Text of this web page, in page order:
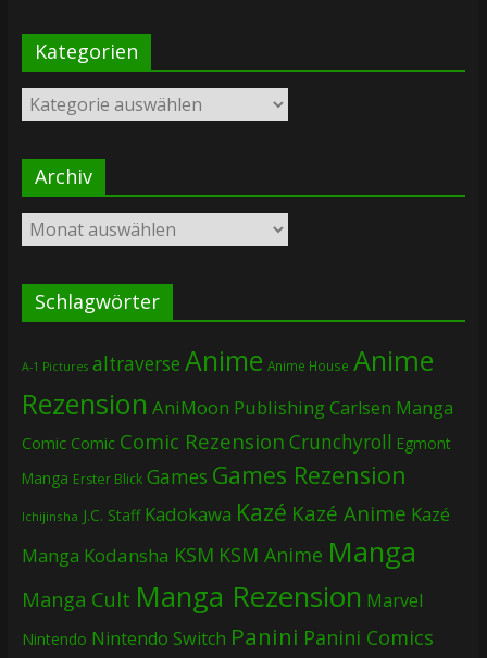
Kategorien
Kategorien
Archiv
Archiv
Schlagwörter
A-1 Pictures altraverse Anime Anime House Anime
Rezension AniMoon PublishingCarlsen Manga
Comic Comic Comic Rezension Crunchyroll Egmont
Manga Erster Blick Games Games Rezension
Ichijinsha J.C. Staff Kadokawa Kazé Kazé Anime Kazé
Manga Kodansha KSM KSM Anime Manga
Manga Cult Manga Rezension Marvel
Nintendo Nintendo Switch Panini Panini Comics